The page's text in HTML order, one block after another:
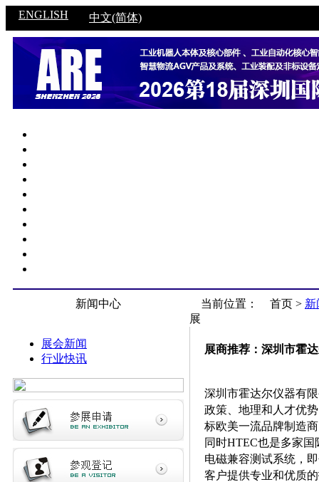
ENGLISH 中文(简体)
新闻中心
展会新闻
行业快讯
当前位置： 首页 > 新
展
展商推荐：深圳市霍
深圳市霍达尔仪器有
政策、地理和人才优
标欧美一流品牌制造
同时HTEC也是多家
电磁兼容测试系统，
客户提供专业和优质